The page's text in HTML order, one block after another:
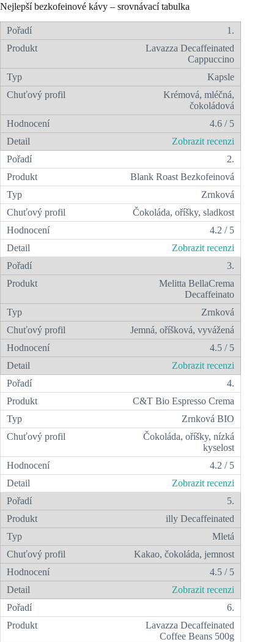
Nejlepší bezkofeinové kávy – srovnávací tabulka
1.
Lavazza Decaffeinated
Cappuccino
Kapsle
Krémová, mléčná,
čokoládová
4.6 / 5
Zobrazit recenzi
2.
Blank Roast Bezkofeinová
Zrnková
Čokoláda, oříšky, sladkost
4.2 / 5
Zobrazit recenzi
3.
Melitta BellaCrema
Decaffeinato
Zrnková
Jemná, oříšková, vyvážená
4.5 / 5
Zobrazit recenzi
4.
C&T Bio Espresso Crema
Zrnková BIO
Čokoláda, oříšky, nízká
kyselost
4.2 / 5
Zobrazit recenzi
5.
illy Decaffeinated
Mletá
Kakao, čokoláda, jemnost
4.5 / 5
Zobrazit recenzi
6.
Lavazza Decaffeinated
Coffee Beans 500g